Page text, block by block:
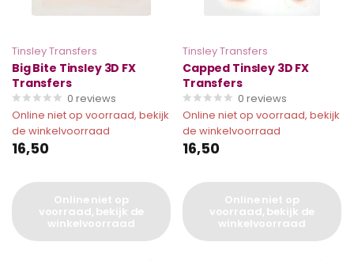
Tinsley Transfers
Big Bite Tinsley 3D FX
Transfers
0 reviews
Online niet op voorraad, bekijk
de winkelvoorraad
16,50
Online niet op
voorraad, bekijk de
winkelvoorraad
Tinsley Transfers
Capped Tinsley 3D FX
Transfers
0 reviews
Online niet op voorraad, bekijk
de winkelvoorraad
16,50
Online niet op
voorraad, bekijk de
winkelvoorraad